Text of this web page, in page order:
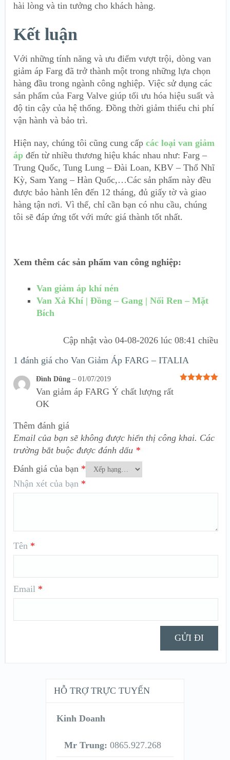
hài lòng và tin tưởng cho khách hàng.
Kết luận
Với những tính năng và ưu điểm vượt trội, dòng van
giảm áp Farg đã trở thành một trong những lựa chọn
hàng đầu trong ngành công nghiệp. Việc sử dụng các
sản phẩm của Farg Valve giúp tối ưu hóa hiệu suất và
độ tin cậy của hệ thống. Đồng thời giảm thiểu chi phí
vận hành và bảo trì.
Hiện nay, chúng tôi cũng cung cấp các loại van giảm
áp đến từ nhiều thương hiệu khác nhau như: Farg –
Trung Quốc, Tung Lung – Đài Loan, KBV – Thổ Nhĩ
Kỳ, Sam Yang – Hàn Quốc,…Các sản phẩm này đều
được bảo hành lên đến 12 tháng, đủ giấy tờ và giao
hàng tận nơi. Vì thế, chỉ cần bạn có nhu cầu, chúng
tôi sẽ đáp ứng tốt với mức giá thành tốt nhất.
Xem thêm các sản phẩm van công nghiệp:
Van giảm áp khí nén
Van Xả Khí | Đồng – Gang | Nối Ren – Mặt
Bích
Cập nhật vào 04-08-2026 lúc 08:41 chiều
1 đánh giá cho Van Giảm Áp FARG – ITALIA
Đình Dũng – 01/07/2019
Van giảm áp FARG Ý chất lượng rất
OK
Thêm đánh giá
Email của bạn sẽ không được hiển thị công khai. Các
trường bắt buộc được đánh dấu *
Đánh giá của bạn *
Nhận xét của bạn *
Tên *
Email *
HỖ TRỢ TRỰC TUYẾN
Kinh Doanh
Mr Trung: 0865.927.268